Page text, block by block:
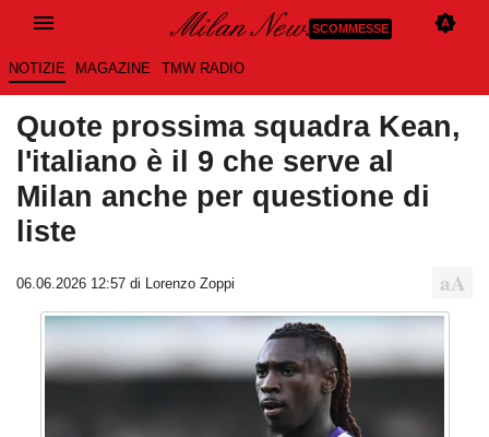
SCOMMESSE
NOTIZIE MAGAZINE TMW RADIO
Quote prossima squadra Kean,
l'italiano è il 9 che serve al
Milan anche per questione di
liste
06.06.2026 12:57 di Lorenzo Zoppi